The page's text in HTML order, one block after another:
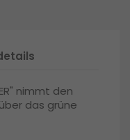
nimmt den
das grüne